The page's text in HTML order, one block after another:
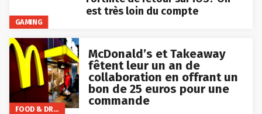
GAMING
est très loin du compte
FOOD & DRINKS
McDonald’s et Takeaway
fêtent leur un an de
collaboration en offrant un
bon de 25 euros pour une
commande